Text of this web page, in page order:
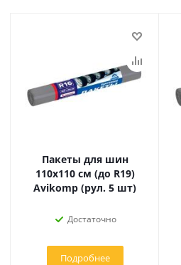
Пакеты для шин
110х110 см (до R19)
Avikomp (рул. 5 шт)
Достаточно
Подробнее